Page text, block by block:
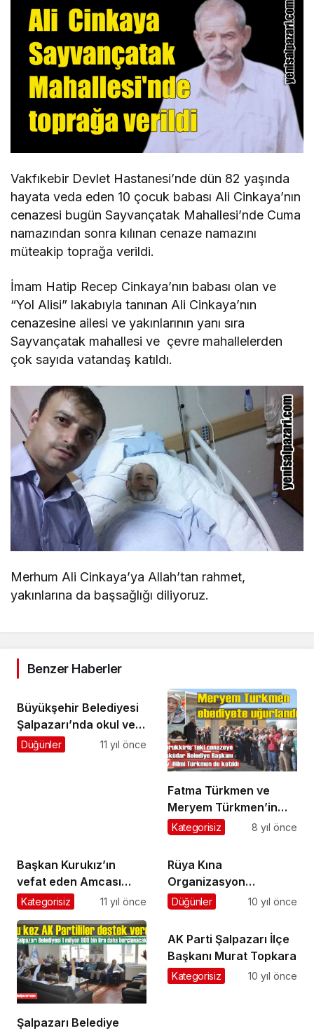
Vakfıkebir Devlet Hastanesi’nde dün 82 yaşında
hayata veda eden 10 çocuk babası Ali Cinkaya’nın
cenazesi bugün Sayvançatak Mahallesi’nde Cuma
namazından sonra kılınan cenaze namazını
müteakip toprağa verildi.
İmam Hatip Recep Cinkaya’nın babası olan ve
“Yol Alisi” lakabıyla tanınan Ali Cinkaya’nın
cenazesine ailesi ve yakınlarının yanı sıra
Sayvançatak mahallesi ve çevre mahallelerden
çok sayıda vatandaş katıldı.
Merhum Ali Cinkaya’ya Allah’tan rahmet,
yakınlarına da başsağlığı diliyoruz.
Benzer Haberler
Büyükşehir Belediyesi
Şalpazarı’nda okul ve
cami çevrelerini
Düğünler 11 yıl önce
Fatma Türkmen ve
Meryem Türkmen’in
cenazeleri Dorukkiriş
verildi
Kategorisiz 8 yıl önce
Başkan Kurukız’ın
vefat eden Amcası
Nuri Kurukız ebediyete
Kategorisiz 11 yıl önce
Rüya Kına
Organizasyon
Kirazlıtepe’de
Düğünler 10 yıl önce
Şalpazarı Belediye
AK Parti Şalpazarı İlçe
Başkanı Murat Topkara
Kategorisiz 10 yıl önce